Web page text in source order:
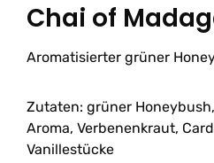
Chai of
Aromatisierter grüner
Zutaten: grüner
Aroma, Verbenenkraut,
Vanillestücke